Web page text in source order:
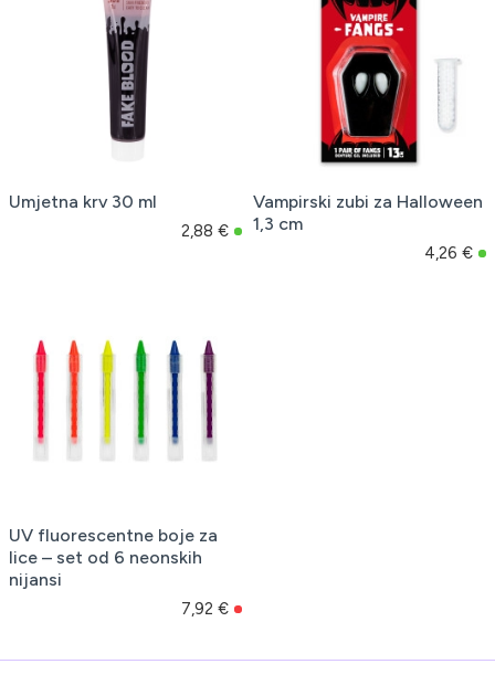
Umjetna krv 30 ml
2,88 €
Vampirski zubi za Halloween
1,3 cm
4,26 €
UV fluorescentne boje za
lice – set od 6 neonskih
nijansi
7,92 €